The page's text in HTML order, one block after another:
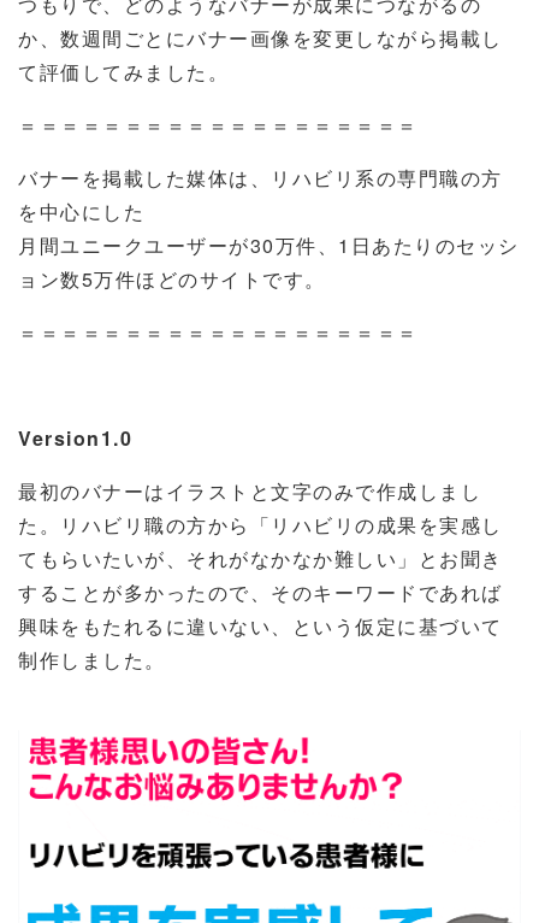
か、数週間ごとにバナー画像を変更しながら掲載し
て評価してみました。
＝＝＝＝＝＝＝＝＝＝＝＝＝＝＝＝＝＝＝
バナーを掲載した媒体は、リハビリ系の専門職の方
を中心にした
月間ユニークユーザーが30万件、 1 日あたりのセッシ
ョン数5万件ほどのサイトです。
＝＝＝＝＝＝＝＝＝＝＝＝＝＝＝＝＝＝＝
Version1.0
最初のバナーはイラストと文字のみで作成しまし
た。リハビリ職の方から「リハビリの成果を実感し
てもらいたいが、それがなかなか難しい」とお聞き
することが多かったので、そのキーワードであれば
興味をもたれるに違いない、という仮定に基づいて
制作しました。